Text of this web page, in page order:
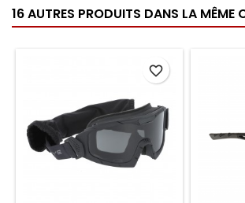
16 AUTRES PRODUITS DANS LA MÊME
favorite_border